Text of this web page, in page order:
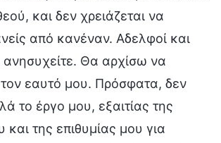
και δεν χρειάζεται να
από κανέναν. Αδελφοί και
Θα αρχίσω να
εαυτό μου. Πρόσφατα, δεν
το έργο μου, εξαιτίας της
και της επιθυμίας μου για